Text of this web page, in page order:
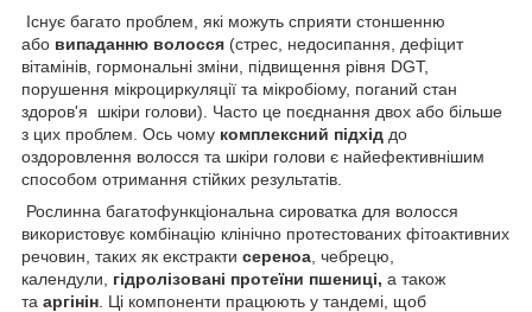
Існує багато проблем, які можуть сприяти стоншенню
або випаданню волосся (стрес, недосипання, дефіцит
вітамінів, гормональні зміни, підвищення рівня DGT,
порушення мікроциркуляції та мікробіому, поганий стан
здоров'я шкіри голови). Часто це поєднання двох або більше
з цих проблем. Ось чому комплексний підхід до
оздоровлення волосся та шкіри голови є найефективнішим
способом отримання стійких результатів.
Рослинна багатофункціональна сироватка для волосся
використовує комбінацію клінічно протестованих фітоактивних
речовин, таких як екстракти сереноа , чебрецю,
календули, гідролізовані протеїни пшениці, а також
та аргінін . Ці компоненти працюють у тандемі, щоб